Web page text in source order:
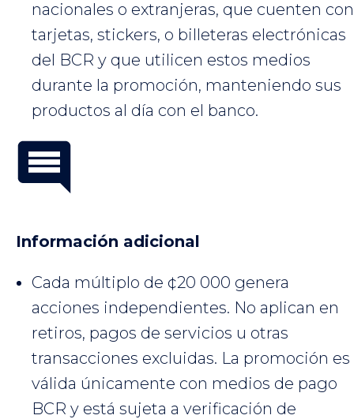
nacionales o extranjeras, que cuenten con
tarjetas, stickers, o billeteras electrónicas
del BCR y que utilicen estos medios
durante la promoción, manteniendo sus
productos al día con el banco.
Información adicional
Cada múltiplo de ¢20 000 genera
acciones independientes. No aplican en
retiros, pagos de servicios u otras
transacciones excluidas. La promoción es
válida únicamente con medios de pago
BCR y está sujeta a verificación de